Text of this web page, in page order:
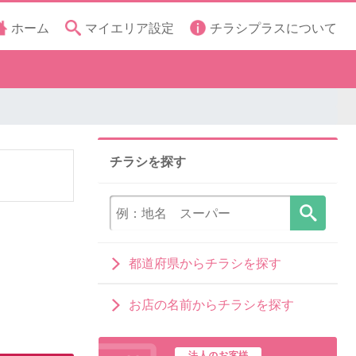
ホーム マイエリア設定 チラシプラスについて
チラシを探す
都道府県からチラシを探す
お店の名前からチラシを探す